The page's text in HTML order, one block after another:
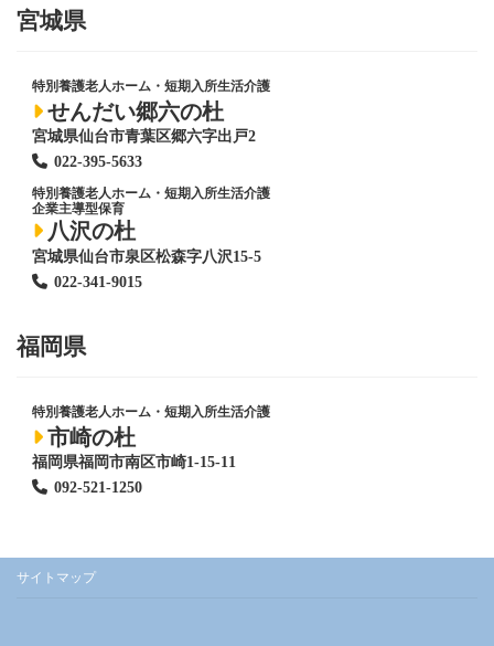
宮城県
特別養護老人ホーム ・短期入所生活介護
せんだい郷六の杜
宮城県仙台市青葉区郷六字出戸2
022-395-5633
特別養護老人ホーム ・短期入所生活介護
企業主導型保育
八沢の杜
宮城県仙台市泉区松森字八沢15-5
022-341-9015
福岡県
特別養護老人ホーム ・短期入所生活介護
市崎の杜
福岡県福岡市南区市崎1-15-11
092-521-1250
サイトマップ